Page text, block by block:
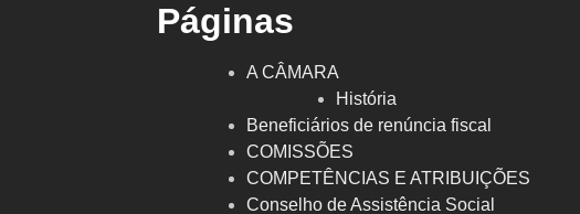
Páginas
A CÂMARA
História
Beneficiários de renúncia fiscal
COMISSÕES
COMPETÊNCIAS E ATRIBUIÇÕES
Conselho de Assistência Social